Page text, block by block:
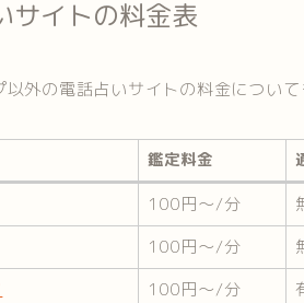
サイトの料金表
外の電話占いサイトの料金について
鑑定料金
鑑定料金
100円〜/分
100円〜/分
100円〜/分